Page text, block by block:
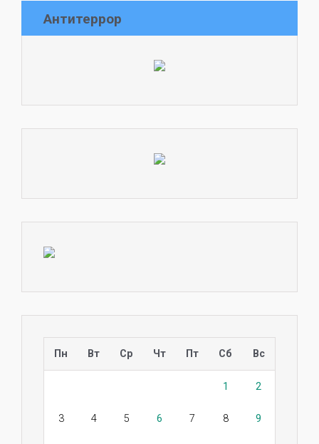
Антитеррор
Пн Вт Ср Чт Пт Сб Вс
1 2
3 4 5 6 7 8 9